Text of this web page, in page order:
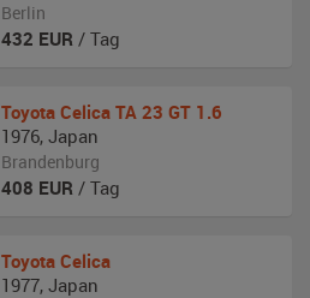
Berlin
432 EUR / Tag
Toyota Celica TA 23 GT 1.6
1976, Japan
Brandenburg
408 EUR / Tag
Toyota Celica
1977, Japan